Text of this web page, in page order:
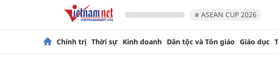
# ASEAN CUP 2026
Chính trị Thời sự Kinh doanh Dân tộc và Tôn giáo Giáo dục